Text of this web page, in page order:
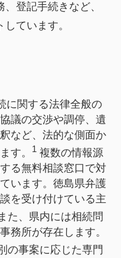
登記手続きなど、
ています。
に関する法律全般の
議の交渉や調停、遺
など、法的な側面か
す。
1複数の情報源
る無料相談窓口で対
います。徳島県弁護
を受け付けている主
た、県内には相続問
務所が存在します。
の事案に応じた専門